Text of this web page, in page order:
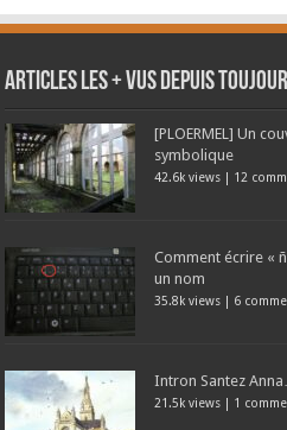
Articles les + vus depuis
[PLOERMEL] Un
symbolique
42.6k views | 12
Comment écrire «
un nom
35.8k views | 6
Intron Santez
21.5k views | 1